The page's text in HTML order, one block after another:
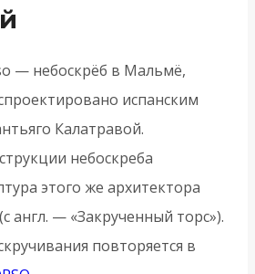
— небоскрёб в Мальмё,
испанским
Калатравой.
небоскреба
этого же архитектора
англ. — «Закрученный торс»).
повторяется в